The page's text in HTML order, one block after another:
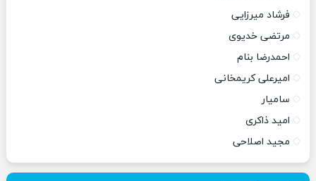
فرشاد میرزایی
مرتضی خدیوی
احمدرضا بنام
امیرعلی کریمخانی
سامیار
امید ذاکری
مجید اصلاحی